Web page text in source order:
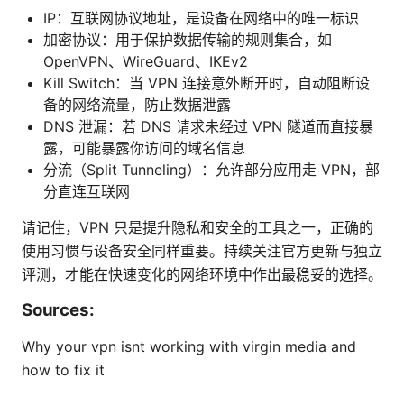
IP：互联网协议地址，是设备在网络中的唯一标识
加密协议：用于保护数据传输的规则集合，如
OpenVPN、WireGuard、IKEv2
Kill Switch：当 VPN 连接意外断开时，自动阻断设
备的网络流量，防止数据泄露
DNS 泄漏：若 DNS 请求未经过 VPN 隧道而直接暴
露，可能暴露你访问的域名信息
分流（Split Tunneling）：允许部分应用走 VPN，部
分直连互联网
请记住，VPN 只是提升隐私和安全的工具之一，正确的
使用习惯与设备安全同样重要。持续关注官方更新与独立
评测，才能在快速变化的网络环境中作出最稳妥的选择。
Sources:
Why your vpn isnt working with virgin media and
how to fix it